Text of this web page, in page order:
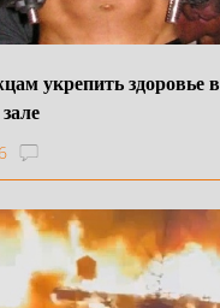
укрепить здоровье в